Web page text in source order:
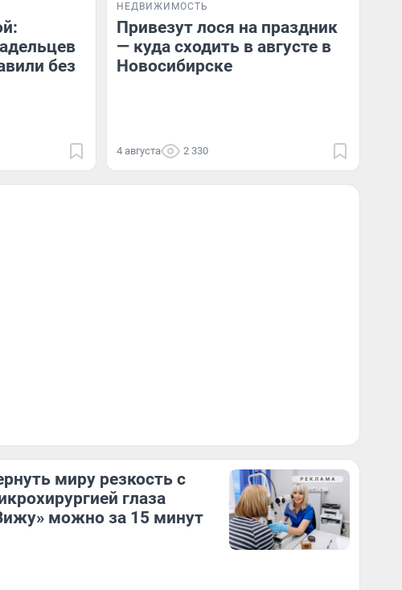
без
НЕДВИЖИМОСТЬ
Привезут лося на праздник
— куда сходить в августе в
Новосибирске
4 августа 2 330
миру резкость с
глаза
можно за 15 минут